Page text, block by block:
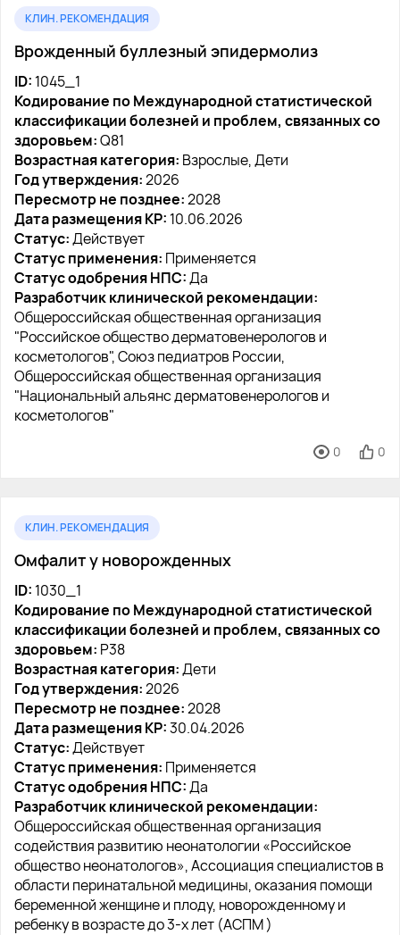
КЛИН. РЕКОМЕНДАЦИЯ
Врожденный буллезный эпидермолиз
ID: 1045_1
Кодирование по Международной статистической
классификации болезней и проблем, связанных со
здоровьем:Q81
Возрастная категория: Взрослые, Дети
Год утверждения:2026
Пересмотр не позднее:2028
Дата размещения КР: 10.06.2026
Статус:Действует
Статус применения: Применяется
Статус одобрения НПС:Да
Разработчик клинической рекомендации:
Общероссийская общественная организация
"Российское общество дерматовенерологов и
косметологов", Союз педиатров России,
Общероссийская общественная организация
"Национальный альянс дерматовенерологов и
косметологов"
0 0
КЛИН. РЕКОМЕНДАЦИЯ
Омфалит у новорожденных
ID: 1030_1
Кодирование по Международной статистической
классификации болезней и проблем, связанных со
здоровьем: P38
Возрастная категория:Дети
Год утверждения:2026
Пересмотр не позднее:2028
Дата размещения КР:30.04.2026
Статус:Действует
Статус применения: Применяется
Статус одобрения НПС:Да
Разработчик клинической рекомендации:
Общероссийская общественная организация
содействия развитию неонатологии «Российское
общество неонатологов», Ассоциация специалистов в
области перинатальной медицины, оказания помощи
беременной женщине и плоду, новорожденному и
ребенку в возрасте до 3-х лет (АСПМ )